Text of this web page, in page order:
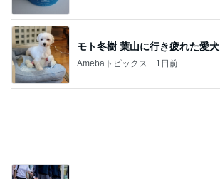
モト冬樹 葉山に行き疲れた愛犬
Amebaトピックス 1日前